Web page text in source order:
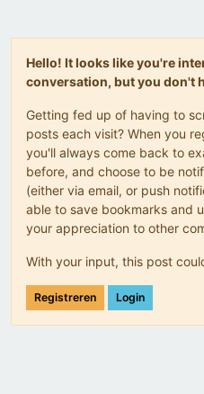
Hello! It looks like you're
conversation, but you don't
Getting fed up of having to
posts each visit? When you
you'll always come back to
before, and choose to be
(either via email, or push
able to save bookmarks and
your appreciation to other
With your input, this post
Registreren Login